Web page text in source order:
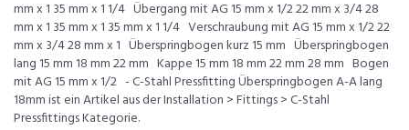
mm x 1 35 mm x 1 1/4 Übergang mit AG 15 mm x 1/2 22 mm x 3/4 28
mm x 1 35 mm x 1 35 mm x 1 1/4 Verschraubung mit AG 15 mm x 1/2 22
mm x 3/4 28 mm x 1 Überspringbogen kurz 15 mm Überspringbogen
lang 15 mm 18 mm 22 mm Kappe 15 mm 18 mm 22 mm 28 mm Bogen
mit AG 15 mm x 1/2 - C-Stahl Pressfitting Überspringbogen A-A lang
18mm ist ein Artikel aus der Installation > Fittings > C-Stahl
Pressfittings Kategorie.